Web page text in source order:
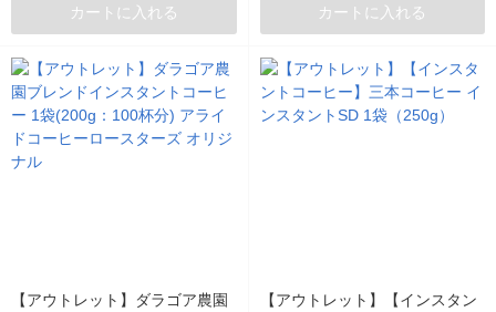
カートに入れる カートに入れる
【アウトレット】ダラゴア農園
【アウトレット】【インスタン